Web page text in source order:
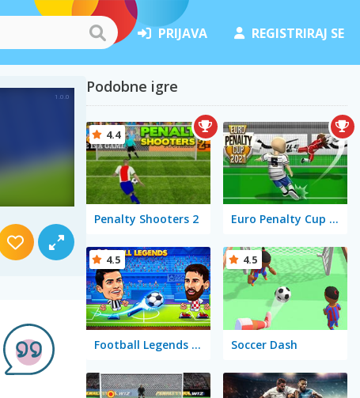
PRIJAVA REGISTRIRAJ SE
Podobne igre
Penalty Shooters 2
4.4
Euro Penalty Cup 2021
Football Legends 2021
4.5
Soccer Dash
4.5